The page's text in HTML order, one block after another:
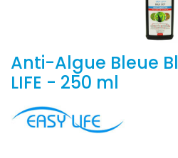
Anti-Algue Bleue
LIFE - 250 ml